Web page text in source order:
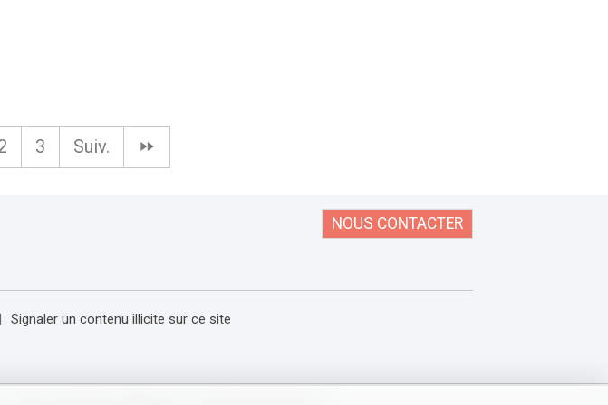
3 Suiv.
NOUS CONTACTER
Signaler un contenu illicite sur ce site